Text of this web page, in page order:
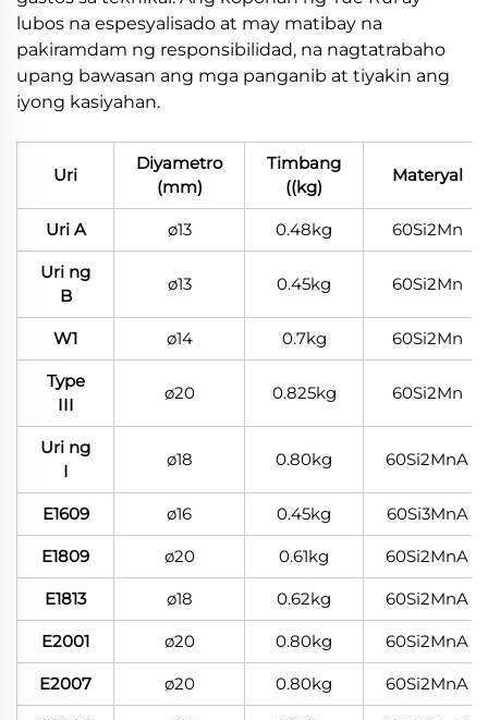
lubos na espesyalisado at may matibay na
pakiramdam ng responsibilidad, na nagtatrabaho
upang bawasan ang mga panganib at tiyakin ang
iyong kasiyahan.
Uri
Diyametro
(mm)
Timbang
((kg)
Materyal
Uri A ø13 0.48kg 60Si2Mn
Uri ng
B
ø13 0.45kg 60Si2Mn
W1 ø14 0.7kg 60Si2Mn
Type
III
ø20 0.825kg 60Si2Mn
Uri ng
I
ø18 0.80kg 60Si2MnA
E1609 ø16 0.45kg 60Si3MnA
E1809 ø20 0.61kg 60Si2MnA
E1813 ø18 0.62kg 60Si2MnA
E2001 ø20 0.80kg 60Si2MnA
E2007 ø20 0.80kg 60Si2MnA